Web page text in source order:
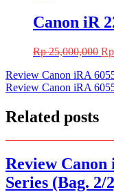
Canon iR
Rp25,000,000 Rp
Post
navigation
Review Canon iRA
Review Canon iRA
Related posts
Review Canon
Series (Bag. 2/